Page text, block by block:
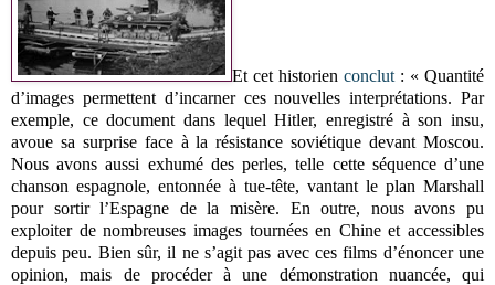
Et cet historien conclut : « Quantité
d’images permettent d’incarner ces nouvelles interprétations. Par
exemple, ce document dans lequel Hitler, enregistré à son insu,
avoue sa surprise face à la résistance soviétique devant Moscou.
Nous avons aussi exhumé des perles, telle cette séquence d’une
chanson espagnole, entonnée à tue-tête, vantant le plan Marshall
pour sortir l’Espagne de la misère. En outre, nous avons pu
exploiter de nombreuses images tournées en Chine et accessibles
depuis peu. Bien sûr, il ne s’agit pas avec ces films d’énoncer une
opinion, mais de procéder à une démonstration nuancée, qui